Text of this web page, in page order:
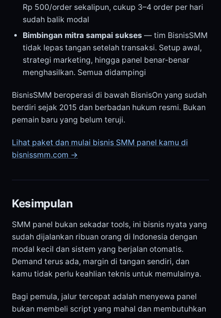
Rp 500/order sekalipun, cukup 3–4 order per hari
sudah balik modal
Bimbingan mitra sampai sukses — tim BisnisSMM
tidak lepas tangan setelah transaksi. Setup awal,
strategi marketing, hingga panel benar-benar
menghasilkan. Semua didampingi
BisnisSMM beroperasi di bawah BisnisOn yang sudah
berdiri sejak 2015 dan berbadan hukum resmi. Bukan
pemain baru yang belum teruji.
Lihat paket dan mulai bisnis SMM panel kamu di
bisnissmm.com →
Kesimpulan
SMM panel bukan sekadar tools, ini bisnis nyata yang
sudah dijalankan ribuan orang di Indonesia dengan
modal kecil dan sistem yang berjalan otomatis.
Demand terus ada, margin di tangan sendiri, dan
kamu tidak perlu keahlian teknis untuk memulainya.
Bagi pemula, jalur tercepat adalah menyewa panel
bukan membeli script yang mahal dan membutuhkan